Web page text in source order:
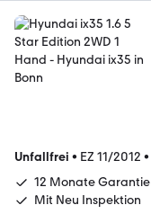
Unfallfrei • EZ 11/2012 •
12 Monate Garantie
Mit Neu Inspektion